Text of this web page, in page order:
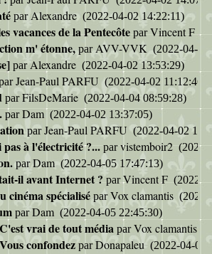
par Alexandre (2022-04-02 14:22:11)
vacances de la Pentecôte parVincent F
m' étonne, parAVV-VVK (2022-04-02
parAlexandre (2022-04-02 13:53:29)
Jean-Paul PARFU (2022-04-02 11:12:46)
parFilsDeMarie (2022-04-04 08:59:28)
parDam (2022-04-02 13:37:05)
parJean-Paul PARFU (2022-04-02
à l'électricité ?... parvistemboir2 (2022-
parDam (2022-04-05 17:47:13)
il avant Internet ? parVincent F (2022-
cinéma spécialisé parVox clamantis (2022-
parDam (2022-04-05 22:45:30)
C'est vrai de tout média parVox clamantis
Vous confondez parDonapaleu (2022-04-06